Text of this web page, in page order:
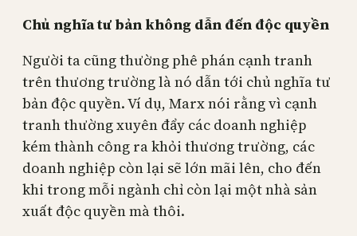
Chủ nghĩa tư bản không dẫn đến độc quyền
Người ta cũng thường phê phán cạnh tranh
trên thương trường là nó dẫn tới chủ nghĩa tư
bản độc quyền. Ví dụ, Marx nói rằng vì cạnh
tranh thường xuyên đẩy các doanh nghiệp
kém thành công ra khỏi thương trường, các
doanh nghiệp còn lại sẽ lớn mãi lên, cho đến
khi trong mỗi ngành chỉ còn lại một nhà sản
xuất độc quyền mà thôi.